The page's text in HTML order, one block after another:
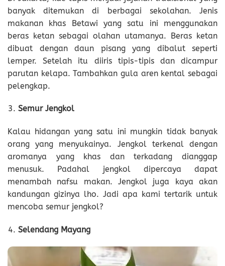
banyak ditemukan di berbagai sekolahan. Jenis
makanan khas Betawi yang satu ini menggunakan
beras ketan sebagai olahan utamanya. Beras ketan
dibuat dengan daun pisang yang dibalut seperti
lemper. Setelah itu diiris tipis-tipis dan dicampur
parutan kelapa. Tambahkan gula aren kental sebagai
pelengkap.
Semur Jengkol
Kalau hidangan yang satu ini mungkin tidak banyak
orang yang menyukainya. Jengkol terkenal dengan
aromanya yang khas dan terkadang dianggap
menusuk. Padahal jengkol dipercaya dapat
menambah nafsu makan. Jengkol juga kaya akan
kandungan gizinya lho. Jadi apa kami tertarik untuk
mencoba semur jengkol?
Selendang Mayang